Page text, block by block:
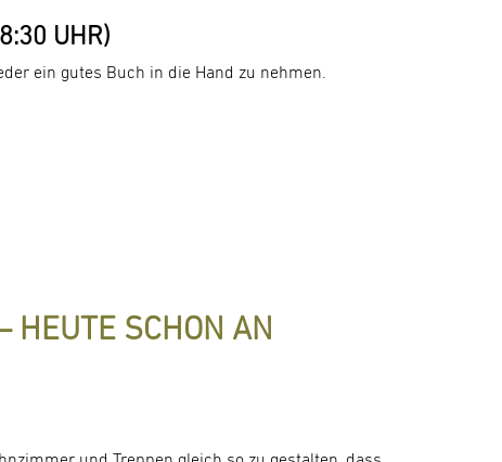
UHR)
ein gutes Buch in die Hand zu nehmen.
HEUTE SCHON AN